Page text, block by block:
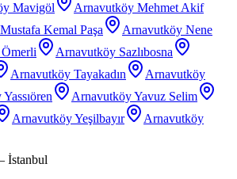
Mavigöl
Arnavutköy Mehmet Akif
Kemal Paşa
Arnavutköy Nene
Arnavutköy Sazlıbosna
Arnavutköy Tayakadın
Arnavutköy
Arnavutköy Yavuz Selim
Arnavutköy Yeşilbayır
Arnavutköy
İstanbul